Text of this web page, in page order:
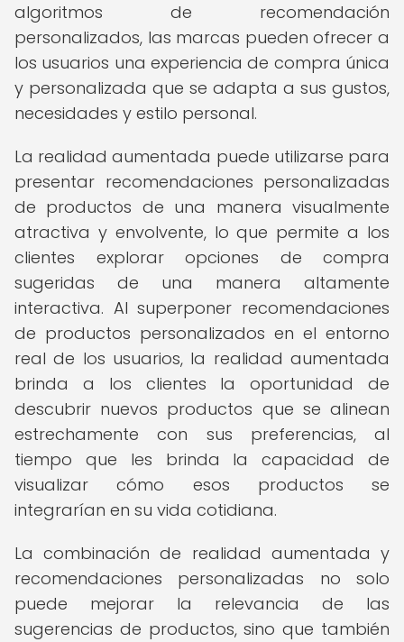
algoritmos de recomendación
personalizados, las marcas pueden ofrecer a
los usuarios una experiencia de compra única
y personalizada que se adapta a sus gustos,
necesidades y estilo personal.
La realidad aumentada puede utilizarse para
presentar recomendaciones personalizadas
de productos de una manera visualmente
atractiva y envolvente, lo que permite a los
clientes explorar opciones de compra
sugeridas de una manera altamente
interactiva. Al superponer recomendaciones
de productos personalizados en el entorno
real de los usuarios, la realidad aumentada
brinda a los clientes la oportunidad de
descubrir nuevos productos que se alinean
estrechamente con sus preferencias, al
tiempo que les brinda la capacidad de
visualizar cómo esos productos se
integrarían en su vida cotidiana.
La combinación de realidad aumentada y
recomendaciones personalizadas no solo
puede mejorar la relevancia de las
sugerencias de productos, sino que también